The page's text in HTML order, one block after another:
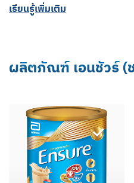
เรียนรู้เพิ่มเติม
ผลิตภัณฑ์ เอนชัวร์ (